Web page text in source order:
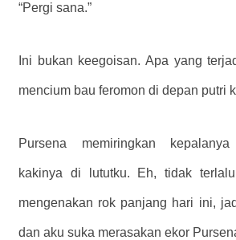
“Pergi sana.”
Ini bukan keegoisan. Apa yang
mencium bau feromon di depan putri
Pursena memiringkan
kakinya di lututku. Eh, tidak
mengenakan rok panjang hari ini,
dan aku suka merasakan ekor